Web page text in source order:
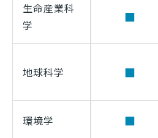
生命産業科
学
■
地球科学 ■
環境学 ■